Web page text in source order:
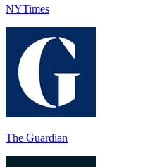
NYTimes
The Guardian